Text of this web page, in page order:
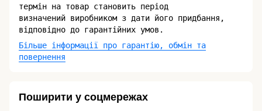
термін на товар становить період
визначений виробником з дати його придбання,
відповідно до гарантійних умов.
Більше інформації про гарантію, обмін та
повернення
Поширити у соцмережах